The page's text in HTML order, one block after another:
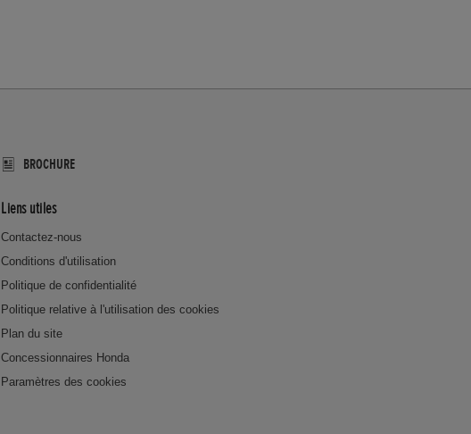
BROCHURE
Liens utiles
Contactez-nous
Conditions d'utilisation
Politique de confidentialité
Politique relative à l'utilisation des cookies
Plan du site
Concessionnaires Honda
Paramètres des cookies